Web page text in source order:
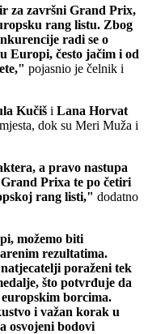
za završni Grand Prix,
rang listu. Zbog
radi se o
Europi, često jačim i od
pojasnio je čelnik i
Kučiš i Lana Horvat
dok su Meri Muža i
a pravo nastupa
Prixa te po četiri
rang listi," dodatno
možemo biti
rezultatima.
natjecatelji poraženi tek
što potvrđuje da
borcima.
i važan korak u
osvojeni bodovi